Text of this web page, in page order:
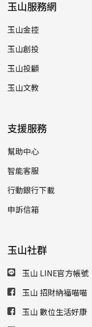
玉山服務網
玉山金控
玉山創投
玉山投顧
玉山文教
支援服務
幫助中心
智能客服
行動銀行下載
申訴信箱
玉山社群
玉山 LINE官方帳號
玉山 招財納福喵喵
玉山 數位生活好康